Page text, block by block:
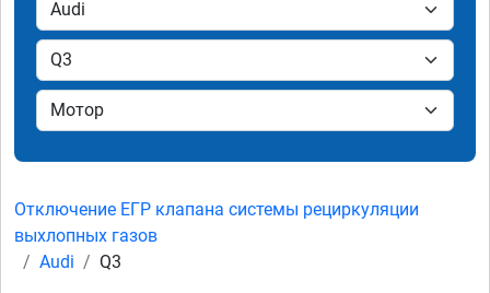
Отключение ЕГР клапана системы рециркуляции
выхлопных газов
Audi
Q3